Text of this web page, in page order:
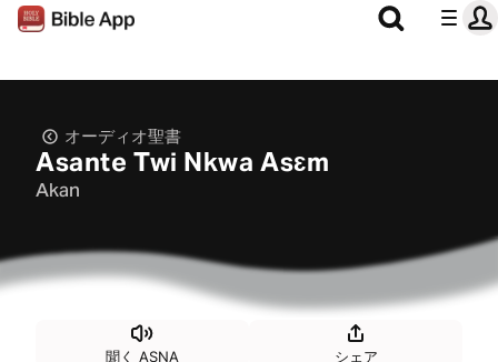
オーディオ聖書
Asante Twi Nkwa Asɛm
Akan
聞く ASNA シェア